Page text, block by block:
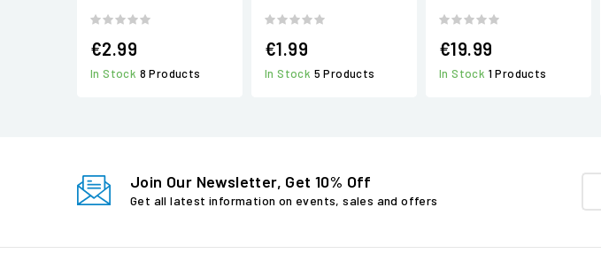
€2.99
In Stock 8 Products
€1.99
In Stock 5 Products
€19.99
In Stock 1 Products
Join Our Newsletter, Get 10% Off
Get all latest information on events, sales and offers